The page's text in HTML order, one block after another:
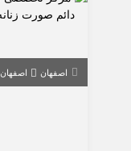
اصفهان اصفهان